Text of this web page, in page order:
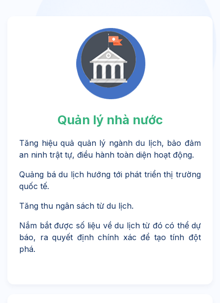
Quản lý nhà nước
Tăng hiệu quả quản lý ngành du lịch, bảo đảm
an ninh trật tự, điều hành toàn diện hoạt động.
Quảng bá du lịch hướng tới phát triển thị trường
quốc tế.
Tăng thu ngân sách từ du lịch.
Nắm bắt được số liệu về du lịch từ đó có thể dự
báo, ra quyết định chính xác để tạo tính đột
phá.